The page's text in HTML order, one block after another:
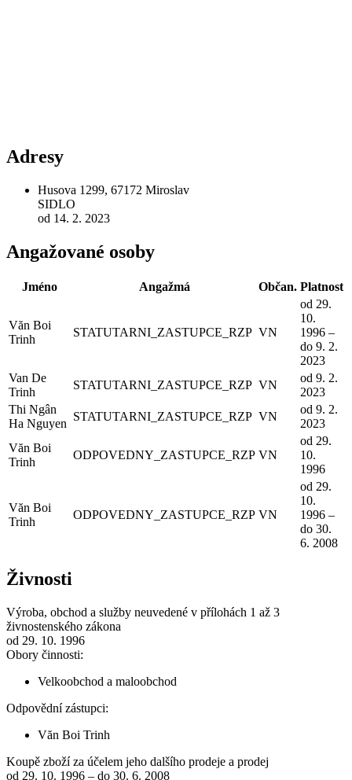
Adresy
Husova 1299, 67172 Miroslav
SIDLO
od 14. 2. 2023
Angažované osoby
Jméno Angažmá Občan. Platnost
Văn Boi
Trinh
STATUTARNI_ZASTUPCE_RZP VN
od 29.
10.
1996 –
do 9. 2.
2023
Van De
Trinh
STATUTARNI_ZASTUPCE_RZP VN
od 9. 2.
2023
Thi Ngân
Ha Nguyen
STATUTARNI_ZASTUPCE_RZP VN
od 9. 2.
2023
Văn Boi
Trinh
ODPOVEDNY_ZASTUPCE_RZP VN
od 29.
10.
1996
Văn Boi
Trinh
ODPOVEDNY_ZASTUPCE_RZP VN
od 29.
10.
1996 –
do 30.
6. 2008
Živnosti
Výroba, obchod a služby neuvedené v přílohách 1 až 3
živnostenského zákona
od 29. 10. 1996
Obory činnosti:
Velkoobchod a maloobchod
Odpovědní zástupci:
Văn Boi Trinh
Koupě zboží za účelem jeho dalšího prodeje a prodej
od 29. 10. 1996 – do 30. 6. 2008